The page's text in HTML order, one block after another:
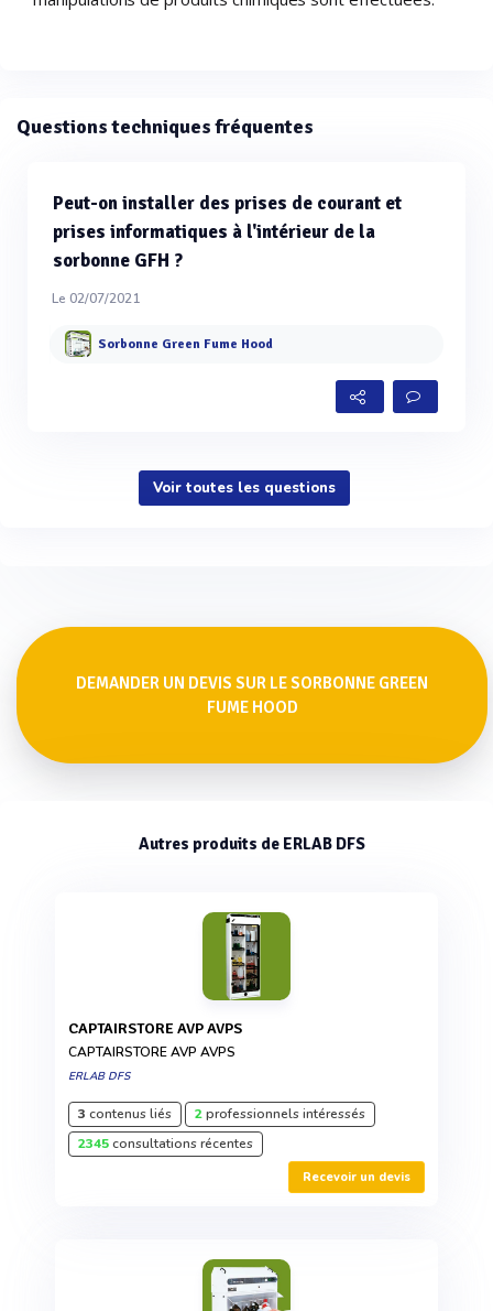
Questions techniques fréquentes
Peut-on installer des prises de courant et
prises informatiques à l'intérieur de la
sorbonne GFH ?
Le 02/07/2021
Sorbonne Green Fume Hood
Voir toutes les questions
DEMANDER UN DEVIS SUR LE SORBONNE GREEN
FUME HOOD
Autres produits de ERLAB DFS
CAPTAIRSTORE AVP AVPS
CAPTAIRSTORE AVP AVPS
ERLAB DFS
3 contenus liés 2professionnels intéressés
2345consultations récentes
Recevoir un devis